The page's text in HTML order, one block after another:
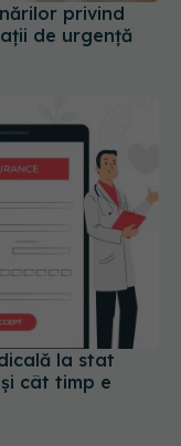
privind
de urgență
la stat
cât timp e